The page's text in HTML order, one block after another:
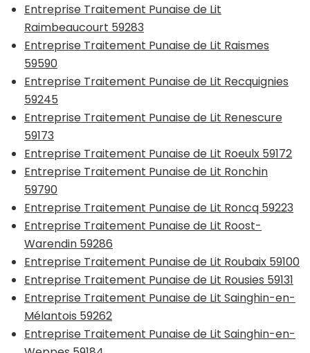
Entreprise Traitement Punaise de Lit
Raimbeaucourt 59283
Entreprise Traitement Punaise de Lit Raismes
59590
Entreprise Traitement Punaise de Lit Recquignies
59245
Entreprise Traitement Punaise de Lit Renescure
59173
Entreprise Traitement Punaise de Lit Roeulx 59172
Entreprise Traitement Punaise de Lit Ronchin
59790
Entreprise Traitement Punaise de Lit Roncq 59223
Entreprise Traitement Punaise de Lit Roost-
Warendin 59286
Entreprise Traitement Punaise de Lit Roubaix 59100
Entreprise Traitement Punaise de Lit Rousies 59131
Entreprise Traitement Punaise de Lit Sainghin-en-
Mélantois 59262
Entreprise Traitement Punaise de Lit Sainghin-en-